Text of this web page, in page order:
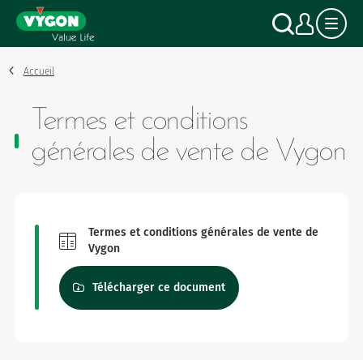
Panneau de gestion des cookies
principal
Accueil
Termes et conditions
générales de vente de Vygon
Termes et conditions générales de vente de
Vygon
Télécharger ce document